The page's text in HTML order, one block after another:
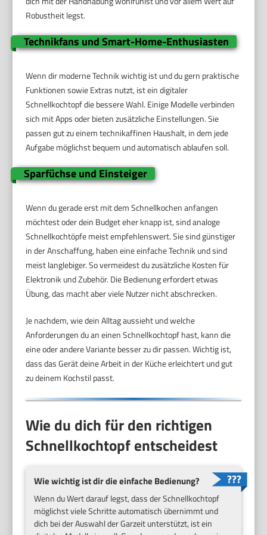
Robustheit legst.
Technikfans und Smart-Home-Enthusiasten
Wenn dir moderne Technik wichtig ist und du gern praktische
Funktionen sowie Extras nutzt, ist ein digitaler
Schnellkochtopf die bessere Wahl. Einige Modelle verbinden
sich mit Apps oder bieten zusätzliche Einstellungen. Sie
passen gut zu einem technikaffinen Haushalt, in dem jede
Aufgabe möglichst bequem und automatisch ablaufen soll.
Sparfüchse und Einsteiger
Wenn du gerade erst mit dem Schnellkochen anfangen
möchtest oder dein Budget eher knapp ist, sind analoge
Schnellkochtöpfe meist empfehlenswert. Sie sind günstiger
in der Anschaffung, haben eine einfache Technik und sind
meist langlebiger. So vermeidest du zusätzliche Kosten für
Elektronik und Zubehör. Die Bedienung erfordert etwas
Übung, das macht aber viele Nutzer nicht abschrecken.
Je nachdem, wie dein Alltag aussieht und welche
Anforderungen du an einen Schnellkochtopf hast, kann die
eine oder andere Variante besser zu dir passen. Wichtig ist,
dass das Gerät deine Arbeit in der Küche erleichtert und gut
zu deinem Kochstil passt.
Wie du dich für den richtigen
Schnellkochtopf entscheidest
Wie wichtig ist dir die einfache Bedienung?
Wenn du Wert darauf legst, dass der Schnellkochtopf
möglichst viele Schritte automatisch übernimmt und
dich bei der Auswahl der Garzeit unterstützt, ist ein